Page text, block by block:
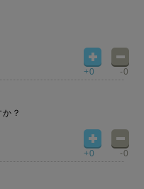
+0 -0
？
+0 -0